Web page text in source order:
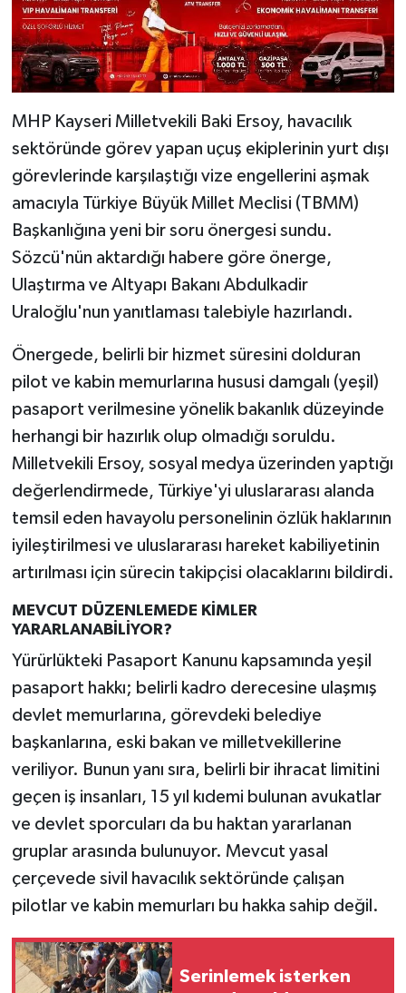
MHP Kayseri Milletvekili Baki Ersoy, havacılık
sektöründe görev yapan uçuş ekiplerinin yurt dışı
görevlerinde karşılaştığı vize engellerini aşmak
amacıyla Türkiye Büyük Millet Meclisi (TBMM)
Başkanlığına yeni bir soru önergesi sundu.
Sözcü'nün aktardığı habere göre önerge,
Ulaştırma ve Altyapı Bakanı Abdulkadir
Uraloğlu'nun yanıtlaması talebiyle hazırlandı.
Önergede, belirli bir hizmet süresini dolduran
pilot ve kabin memurlarına hususi damgalı (yeşil)
pasaport verilmesine yönelik bakanlık düzeyinde
herhangi bir hazırlık olup olmadığı soruldu.
Milletvekili Ersoy, sosyal medya üzerinden yaptığı
değerlendirmede, Türkiye'yi uluslararası alanda
temsil eden havayolu personelinin özlük haklarının
iyileştirilmesi ve uluslararası hareket kabiliyetinin
artırılması için sürecin takipçisi olacaklarını bildirdi.
MEVCUT DÜZENLEMEDE KİMLER
YARARLANABİLİYOR?
Yürürlükteki Pasaport Kanunu kapsamında yeşil
pasaport hakkı; belirli kadro derecesine ulaşmış
devlet memurlarına, görevdeki belediye
başkanlarına, eski bakan ve milletvekillerine
veriliyor. Bunun yanı sıra, belirli bir ihracat limitini
geçen iş insanları, 15 yıl kıdemi bulunan avukatlar
ve devlet sporcuları da bu haktan yararlanan
gruplar arasında bulunuyor. Mevcut yasal
çerçevede sivil havacılık sektöründe çalışan
pilotlar ve kabin memurları bu hakka sahip değil.
Serinlemek isterken